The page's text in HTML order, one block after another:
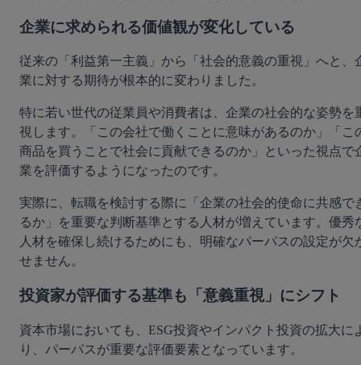
企業に求められる価値観が変化している
従来の「利益第一主義」から「社会的意義の重視」へと、
業に対する期待が根本的に変わりました。
特に若い世代の従業員や消費者は、企業の社会的な姿勢を
視します。「この会社で働くことに意味があるのか」「こ
商品を買うことで社会に貢献できるのか」といった視点で
業を評価するようになったのです。
実際に、転職を検討する際に「企業の社会的使命に共感で
るか」を重要な判断基準とする人材が増えています。優秀
人材を確保し続けるためにも、明確なパーパスの設定が欠
せません。
投資家が評価する基準も「意義重視」にシフト
資本市場においても、ESG投資やインパクト投資の拡大に
り、パーパスが重要な評価要素となっています。